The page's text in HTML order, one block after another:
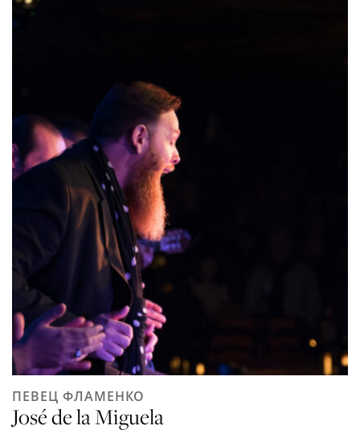
ПЕВЕЦ ФЛАМЕНКО
José de la Miguela